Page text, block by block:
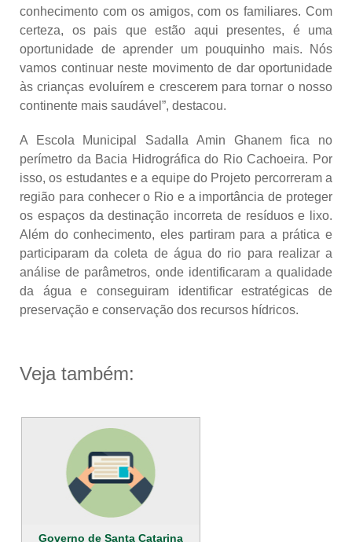
conhecimento com os amigos, com os familiares. Com
certeza, os pais que estão aqui presentes, é uma
oportunidade de aprender um pouquinho mais. Nós
vamos continuar neste movimento de dar oportunidade
às crianças evoluírem e crescerem para tornar o nosso
continente mais saudável”, destacou.
A Escola Municipal Sadalla Amin Ghanem fica no
perímetro da Bacia Hidrográfica do Rio Cachoeira. Por
isso, os estudantes e a equipe do Projeto percorreram a
região para conhecer o Rio e a importância de proteger
os espaços da destinação incorreta de resíduos e lixo.
Além do conhecimento, eles partiram para a prática e
participaram da coleta de água do rio para realizar a
análise de parâmetros, onde identificaram a qualidade
da água e conseguiram identificar estratégicas de
preservação e conservação dos recursos hídricos.
Veja também:
Governo de Santa Catarina